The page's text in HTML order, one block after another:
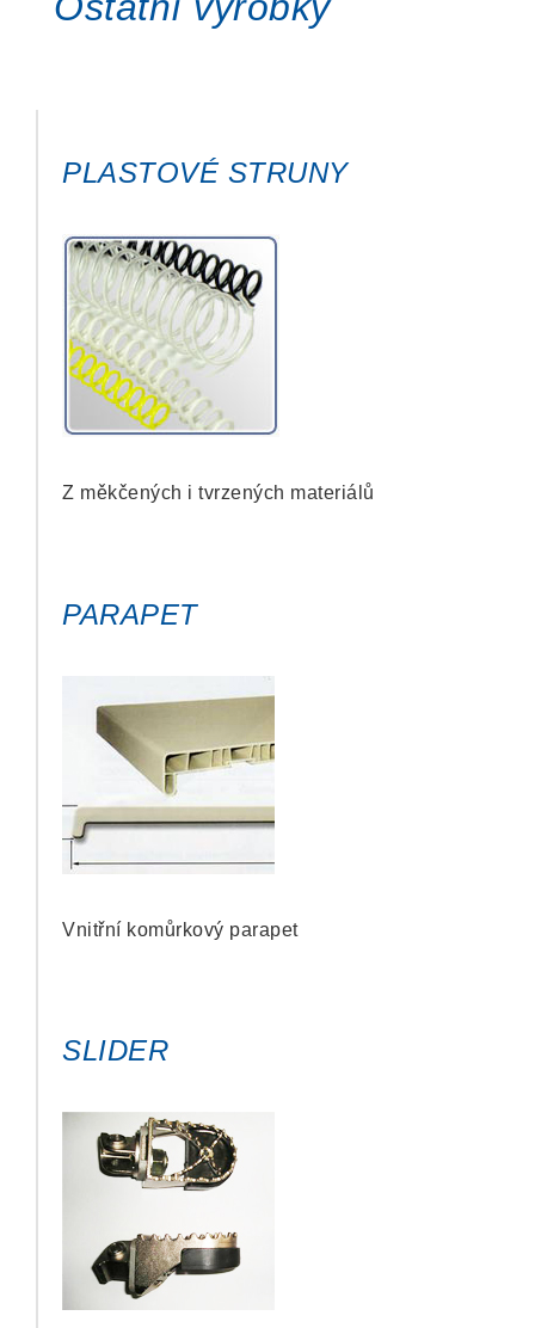
PLASTOVÉ STRUNY
Z měkčených i tvrzených materiálů
PARAPET
Vnitřní komůrkový parapet
SLIDER